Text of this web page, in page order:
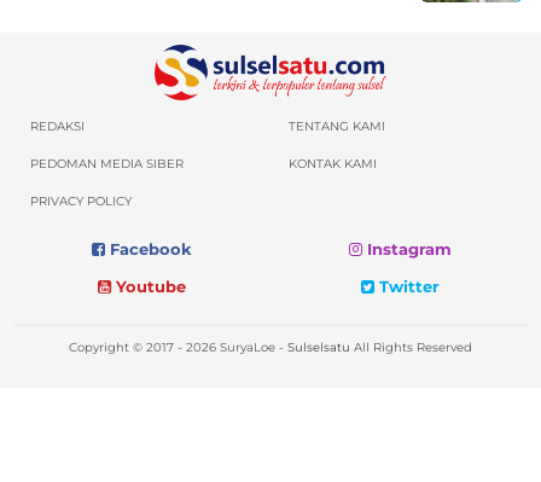
REDAKSI TENTANG KAMI
PEDOMAN MEDIA SIBER KONTAK KAMI
PRIVACY POLICY
Facebook
Instagram
Youtube
Twitter
Copyright © 2017 - 2026 SuryaLoe - Sulselsatu All Rights Reserved